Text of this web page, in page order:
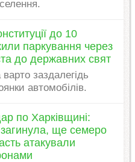
до 10
паркування через
до державних свят
заздалегідь
автомобілів.
по Харківщині:
ще семеро
атакували